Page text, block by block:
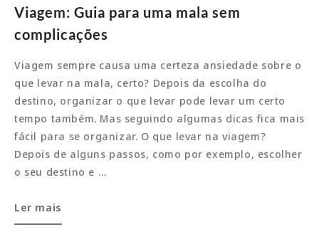
Viagem: Guia para uma mala sem
complicações
Viagem sempre causa uma certeza ansiedade sobre o
que levar na mala, certo? Depois da escolha do
destino, organizar o que levar pode levar um certo
tempo também. Mas seguindo algumas dicas fica mais
fácil para se organizar. O que levar na viagem?
Depois de alguns passos, como por exemplo, escolher
o seu destino e …
Viagem:
Guia
Ler mais